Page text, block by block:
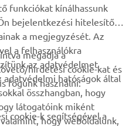
funkciókat kínálhassunk
bejelentkezési hitelesítő
a megjegyzését. Az
a felhasználókra
az adatvédelmet
hatóságok által
összhangban, hogy
látogatóink miként
hogy weboldalunk,
megadja a
hirdetési cookie-kat és
fogunk használni:
cookie-k segítségével a